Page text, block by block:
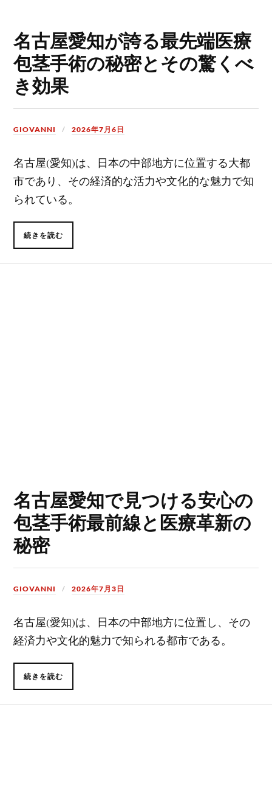
名古屋愛知が誇る最先端医療
包茎手術の秘密とその驚くべ
き効果
GIOVANNI 2026年7月6日
名古屋(愛知)は、日本の中部地方に位置する大都
市であり、その経済的な活力や文化的な魅力で知
られている。
続きを読む
名古屋愛知で見つける安心の
包茎手術最前線と医療革新の
秘密
GIOVANNI 2026年7月3日
名古屋(愛知)は、日本の中部地方に位置し、その
経済力や文化的魅力で知られる都市である。
続きを読む